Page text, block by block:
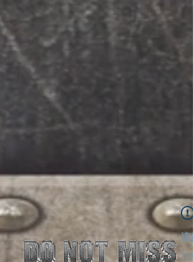
這
請